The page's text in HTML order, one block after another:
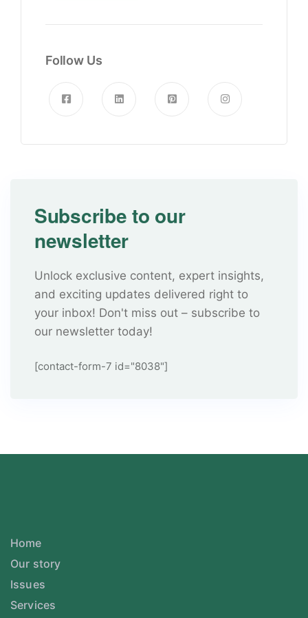
Follow Us
Subscribe to our
newsletter
Unlock exclusive content, expert insights,
and exciting updates delivered right to
your inbox! Don't miss out – subscribe to
our newsletter today!
[contact-form-7 id="8038"]
Home
Our story
Issues
Services